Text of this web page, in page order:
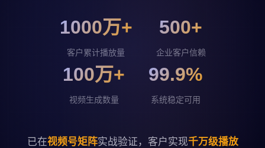
1000万+
客户累计播放量
500+
企业客户信赖
100万+
视频生成数量
99.9%
系统稳定可用
已在视频号矩阵实战验证，客户实现千万级播放